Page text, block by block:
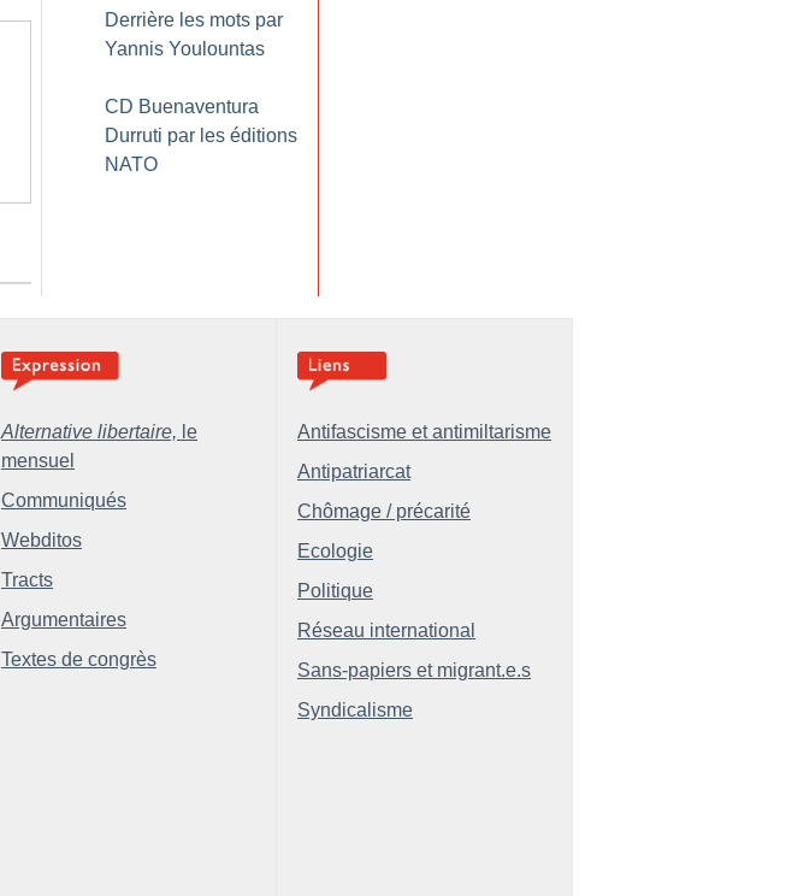
Derrière les mots par
Yannis Youlountas
CD Buenaventura
Durruti par les éditions
NATO
Alternative libertaire, le
mensuel
Communiqués
Webditos
Tracts
Argumentaires
Textes de congrès
Antifascisme et antimiltarisme
Antipatriarcat
Chômage / précarité
Ecologie
Politique
Réseau international
Sans-papiers et migrant.e.s
Syndicalisme